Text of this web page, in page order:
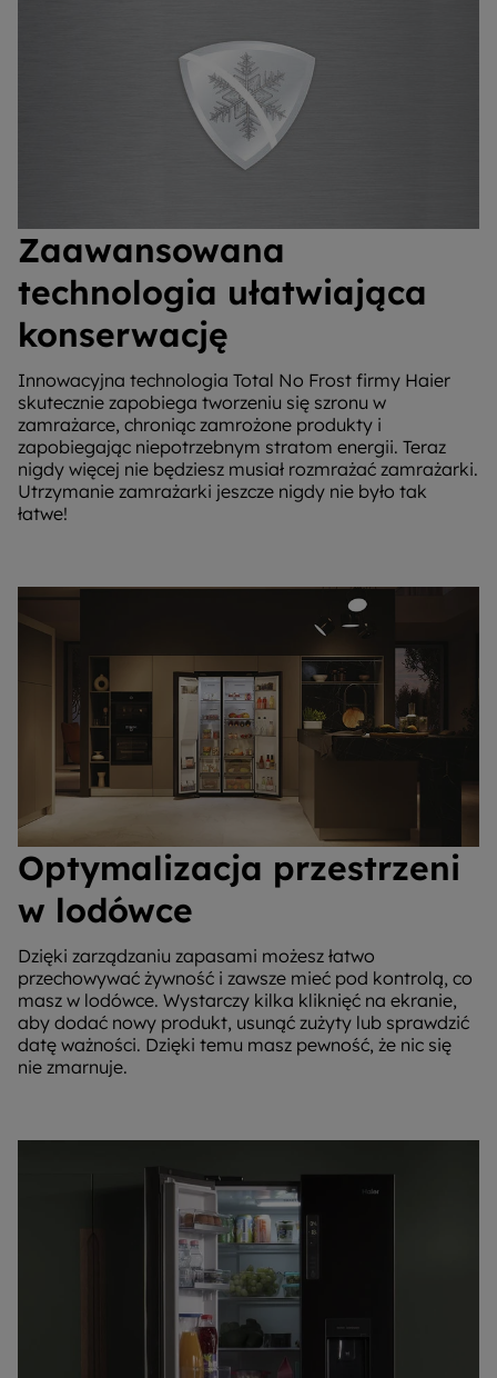
Zaawansowana
technologia ułatwiająca
konserwację
Innowacyjna technologia Total No Frost firmy Haier
skutecznie zapobiega tworzeniu się szronu w
zamrażarce, chroniąc zamrożone produkty i
zapobiegając niepotrzebnym stratom energii. Teraz
nigdy więcej nie będziesz musiał rozmrażać zamrażarki.
Utrzymanie zamrażarki jeszcze nigdy nie było tak
łatwe!
Optymalizacja przestrzeni
w lodówce
Dzięki zarządzaniu zapasami możesz łatwo
przechowywać żywność i zawsze mieć pod kontrolą, co
masz w lodówce. Wystarczy kilka kliknięć na ekranie,
aby dodać nowy produkt, usunąć zużyty lub sprawdzić
datę ważności. Dzięki temu masz pewność, że nic się
nie zmarnuje.